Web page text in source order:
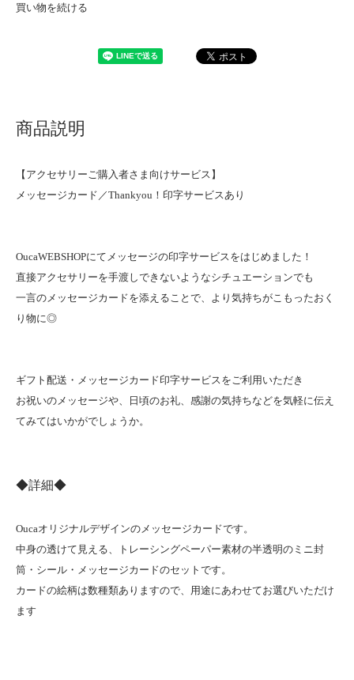
買い物を続ける
商品説明
【アクセサリーご購入者さま向けサービス】
メッセージカード／Thankyou！印字サービスあり
OucaWEBSHOPにてメッセージの印字サービスをはじめました！
直接アクセサリーを手渡しできないようなシチュエーションでも
一言のメッセージカードを添えることで、より気持ちがこもったおく
り物に◎
ギフト配送・メッセージカード印字サービスをご利用いただき
お祝いのメッセージや、日頃のお礼、感謝の気持ちなどを気軽に伝え
てみてはいかがでしょうか。
◆詳細◆
Oucaオリジナルデザインのメッセージカードです。
中身の透けて見える、トレーシングペーパー素材の半透明のミニ封
筒・シール・メッセージカードのセットです。
カードの絵柄は数種類ありますので、用途にあわせてお選びいただけ
ます